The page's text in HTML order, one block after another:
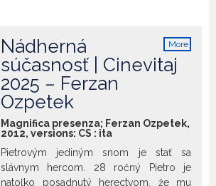
a adresa v ľudovej štvrti Ríma. Antonia
počas pátrania po žene menom Mariani
objaví bizarnú komunitu mužov a žien, pri
ktorých len ťažko dokáže určiť pôvod,
sexuálnu príslušnosť, vek či spoločenské
postavenie. Tým sa však prekvapenia
nekončia. Manželovou milenkou je muž.
Michele. Medzi dvojicou sa zrodí
zvláštny druh napätia a príťažlivosti. Obaja
predsa milovali toho istého muža. Ich
More
info
Nádherná
súčasnosť | Cinevitaj
2025 – Ferzan
Ozpetek
Magnifica presenza; Ferzan Ozpetek,
2012, versions: CS : ita
Pietrovým jediným snom je stať sa
slávnym hercom. 28 ročný Pietro je
natoľko posadnutý herectvom, že mu